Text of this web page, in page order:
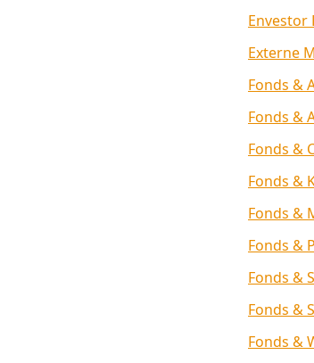
Envestor
Externe
Fonds &
Fonds &
Fonds &
Fonds &
Fonds &
Fonds &
Fonds &
Fonds &
Fonds &